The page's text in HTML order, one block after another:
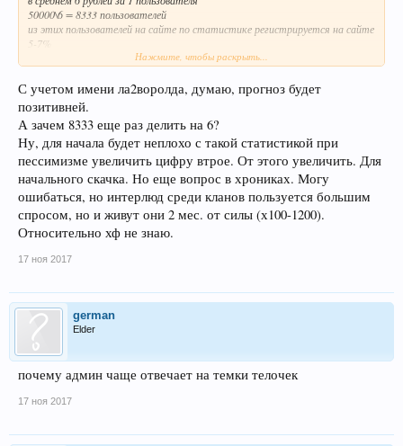
50000\6 = 8333 пользователей
из этих пользователей на сайте по статистике регистрируется на сайте
5-7%
Ну а теперь самое простое
количество аккаунтов делим на 4 если это пвп сервер, если лоу рейт то на
6 (больше оконых аккаунтов)
в итоге на пвп мы получаем 350 старт онлайна ( через 2-3 дня будет 200 с
окнами)
а на лоу рейте и того меньше
естественно все зависит от ожидаемости сервера и его узнаваемости
но вот эти цифры при самых наихудших раскладах ..
Нажмите, чтобы раскрыть...
С учетом имени ла2воролда, думаю, прогноз будет
позитивней.
А зачем 8333 еще раз делить на 6?
Ну, для начала будет неплохо с такой статистикой при
пессимизме увеличить цифру втрое. От этого увеличить. Для
начального скачка. Но еще вопрос в хрониках. Могу
ошибаться, но интерлюд среди кланов пользуется большим
спросом, но и живут они 2 мес. от силы (х100-1200).
Относительно хф не знаю.
17 ноя 2017
german
Elder
почему админ чаще отвечает на темки телочек
17 ноя 2017